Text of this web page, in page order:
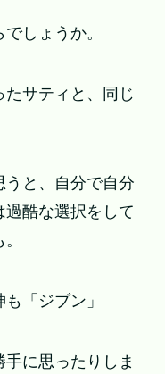
しょうか。
サティと、同じ
うと、自分で自分
酷な選択をして
「ジブン」
に思ったりしま